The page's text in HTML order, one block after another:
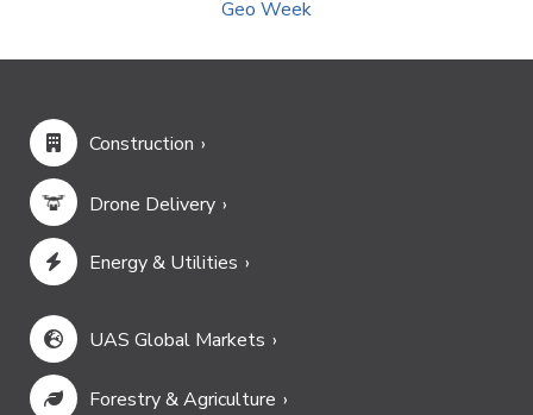
Geo Week
Construction
Drone Delivery
Energy & Utilities
UAS Global Markets
Forestry & Agriculture